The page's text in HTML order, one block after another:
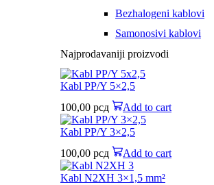
Bezhalogeni kablovi
Samonosivi kablovi
Najprodavaniji proizvodi
Kabl PP/Y 5×2,5
100,00 рсд Add to cart
Kabl PP/Y 3×2,5
100,00 рсд Add to cart
Kabl N2XH 3×1,5 mm²